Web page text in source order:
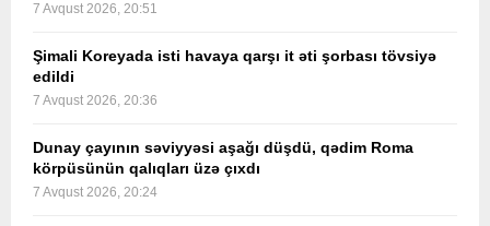
7 Avqust 2026, 20:51
Şimali Koreyada isti havaya qarşı it əti şorbası tövsiyə
edildi
7 Avqust 2026, 20:36
Dunay çayının səviyyəsi aşağı düşdü, qədim Roma
körpüsünün qalıqları üzə çıxdı
7 Avqust 2026, 20:24